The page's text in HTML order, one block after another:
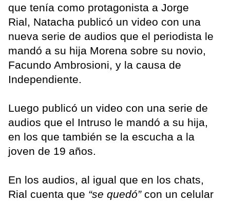
que tenía como protagonista a Jorge
Rial, Natacha publicó un video con una
nueva serie de audios que el periodista le
mandó a su hija Morena sobre su novio,
Facundo Ambrosioni, y la causa de
Independiente.
Luego publicó un video con una serie de
audios que el Intruso le mandó a su hija,
en los que también se la escucha a la
joven de 19 años.
En los audios, al igual que en los chats,
Rial cuenta que “se quedó”con un celular